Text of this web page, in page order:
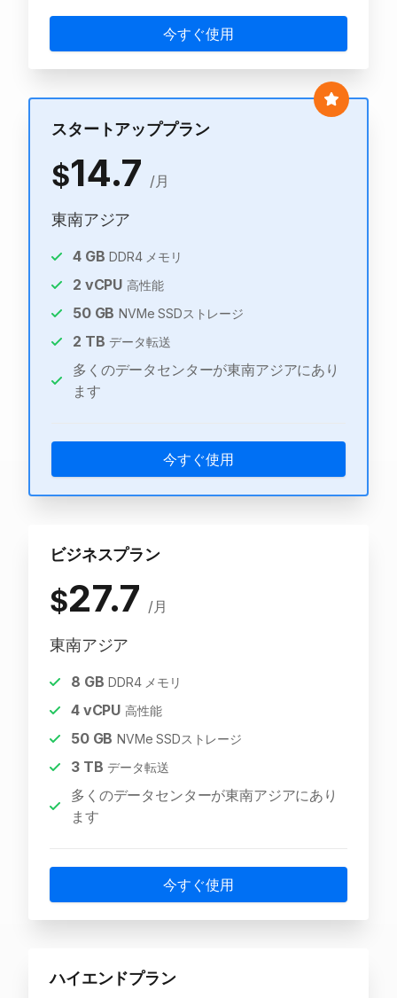
今すぐ使用
スタートアッププラン
$14.7 /月
東南アジア
4GB DDR4 メモリ
2 vCPU 高性能
50GB NVMe SSDストレージ
2 TB データ転送
多くのデータセンターが東南アジアにあり
ます
今すぐ使用
ビジネスプラン
$27.7 /月
東南アジア
8 GB DDR4 メモリ
4vCPU 高性能
50GB NVMe SSDストレージ
3TB データ転送
多くのデータセンターが東南アジアにあり
ます
今すぐ使用
ハイエンドプラン